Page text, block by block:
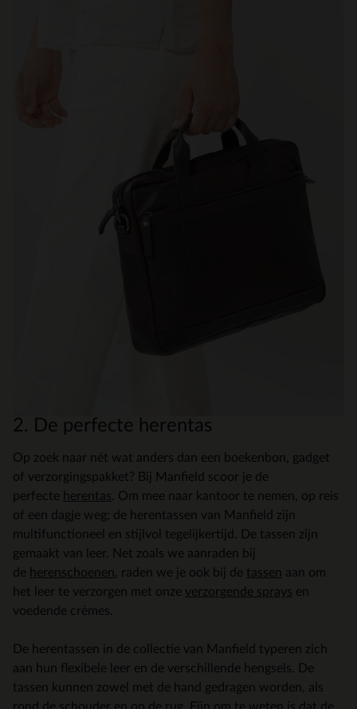
2. De perfecte herentas
Op zoek naar nét wat anders dan een boekenbon, gadget
of verzorgingspakket? Bij Manfield scoor je de
perfecte herentas. Om mee naar kantoor te nemen, op reis
of een dagje weg; de herentassen van Manfield zijn
multifunctioneel en stijlvol tegelijkertijd. De tassen zijn
gemaakt van leer. Net zoals we aanraden bij
de herenschoenen, raden we je ook bij de tassen aan om
het leer te verzorgen met onze verzorgende sprays en
voedende crèmes.
De herentassen in de collectie van Manfield typeren zich
aan hun flexibele leer en de verschillende hengsels. De
tassen kunnen zowel met de hand gedragen worden, als